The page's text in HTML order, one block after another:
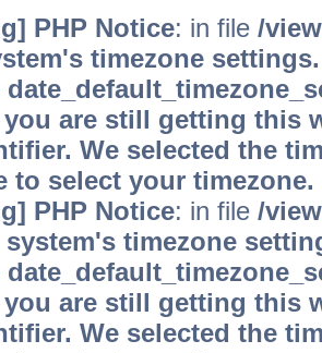
PHP Notice: in file /
timezone
are still getting this
We selected the
to select your timezone.
PHP Notice: in file /
timezone
are still getting this
We selected the